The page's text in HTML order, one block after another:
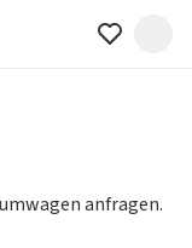
anfragen.